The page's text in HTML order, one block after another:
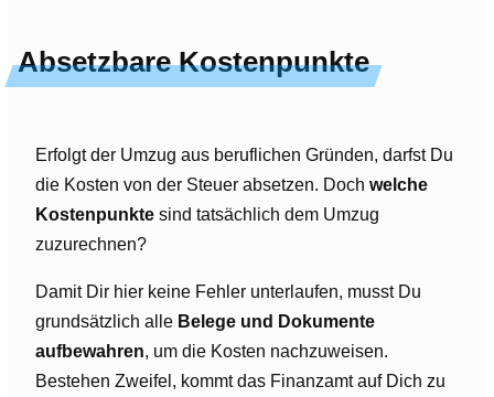
Absetzbare Kostenpunkte
Erfolgt der Umzug aus beruflichen Gründen, darfst Du
die Kosten von der Steuer absetzen. Doch welche
Kostenpunkte sind tatsächlich dem Umzug
zuzurechnen?
Damit Dir hier keine Fehler unterlaufen, musst Du
grundsätzlich alle Belege und Dokumente
aufbewahren, um die Kosten nachzuweisen.
Bestehen Zweifel, kommt das Finanzamt auf Dich zu